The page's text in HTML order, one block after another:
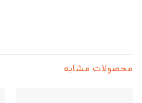
محصولات مشابه